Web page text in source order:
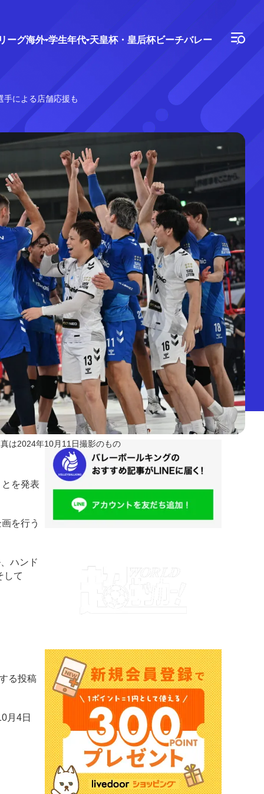
ーグ海外 学生年代 天皇杯・皇后杯ビーチバレー
手による店舗応援も
は2024年10月11日撮影のもの
を発表
を行う
ハンド
して
る投稿
月4日